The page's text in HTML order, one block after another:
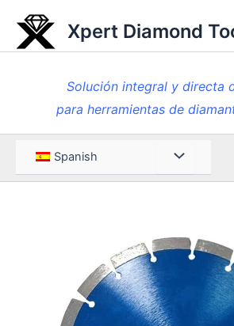
contenido
Xpert Diamond
Solución integral y directa
para herramientas de
Spanish Menú